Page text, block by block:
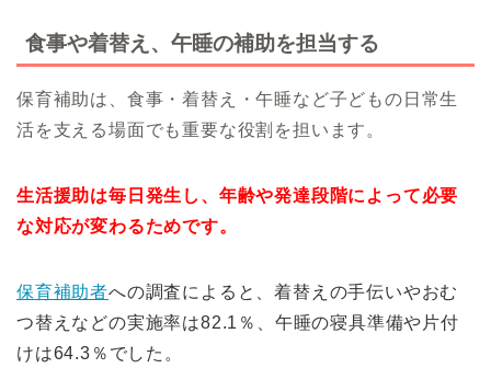
食事や着替え、午睡の補助を担当する
保育補助は、食事・着替え・午睡など子どもの日常生
活を支える場面でも重要な役割を担います。
生活援助は毎日発生し、年齢や発達段階によって必要
な対応が変わるためです。
保育補助者への調査によると、着替えの手伝いやおむ
つ替えなどの実施率は82.1％、午睡の寝具準備や片付
けは64.3％でした。